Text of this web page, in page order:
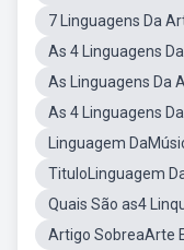
7 Linguagens Da
As 4 Linguagens
As Linguagens Da
As 4 Linguagens
Linguagem
TituloLinguagem
Quais São as4
Artigo SobreaArte